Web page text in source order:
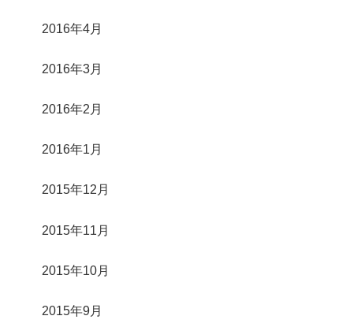
2016年4月
2016年3月
2016年2月
2016年1月
2015年12月
2015年11月
2015年10月
2015年9月